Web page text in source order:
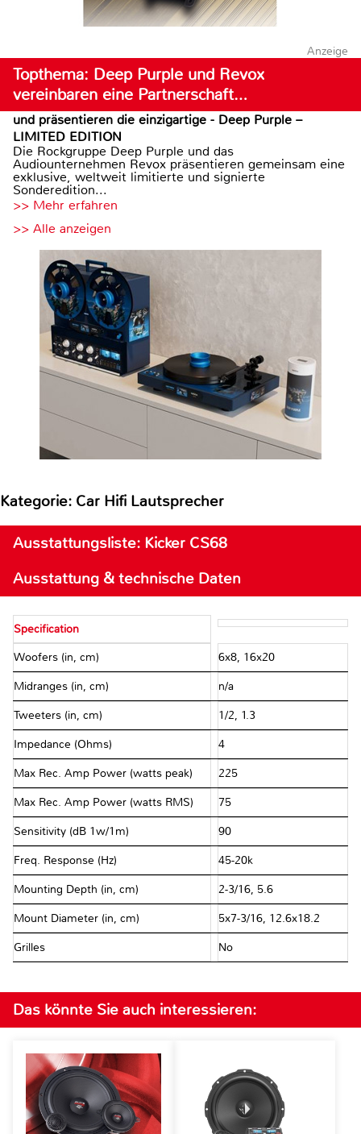
Anzeige
Topthema: Deep Purple und Revox
vereinbaren eine Partnerschaft…
und präsentieren die einzigartige - Deep Purple –
LIMITED EDITION
Die Rockgruppe Deep Purple und das
Audiounternehmen Revox präsentieren gemeinsam eine
exklusive, weltweit limitierte und signierte
Sonderedition...
>> Mehr erfahren
>> Alle anzeigen
Kategorie: Car Hifi Lautsprecher
Ausstattungsliste: Kicker CS68
Ausstattung & technische Daten
Specification
Woofers (in, cm) 6x8, 16x20
Midranges (in, cm) n/a
Tweeters (in, cm) 1/2, 1.3
Impedance (Ohms) 4
Max Rec. Amp Power (watts peak) 225
Max Rec. Amp Power (watts RMS) 75
Sensitivity (dB 1w/1m) 90
Freq. Response (Hz) 45-20k
Mounting Depth (in, cm) 2-3/16, 5.6
Mount Diameter (in, cm) 5x7-3/16, 12.6x18.2
Grilles No
Das könnte Sie auch interessieren: